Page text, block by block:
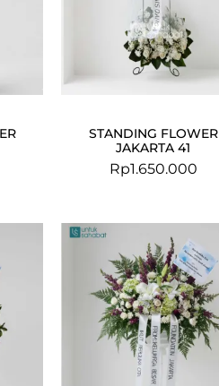
STANDING FLOWER
JAKARTA 41
Rp1.650.000